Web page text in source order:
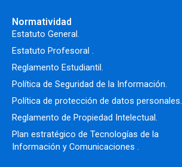
Normatividad
Estatuto General.
Estatuto Profesoral .
Reglamento Estudiantil.
Política de Seguridad de la Información.
Política de protección de datos personales.
Reglamento de Propiedad Intelectual.
Plan estratégico de Tecnologías de la
Información y Comunicaciones .